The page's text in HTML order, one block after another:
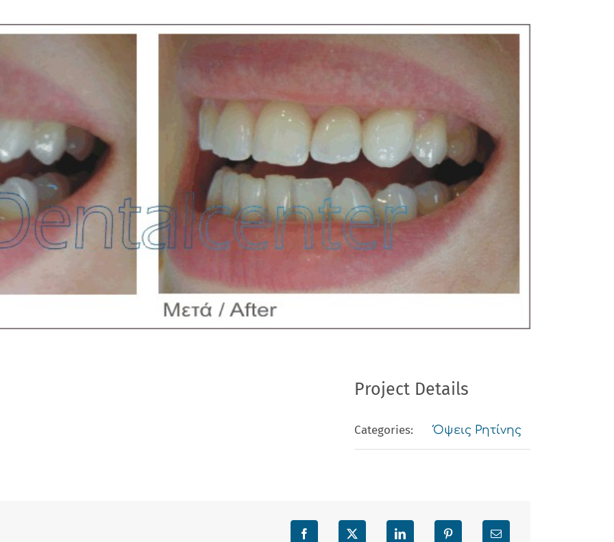
Project Details
Categories: Όψεις Ρητίνης
Facebook X LinkedIn Pinterest Email